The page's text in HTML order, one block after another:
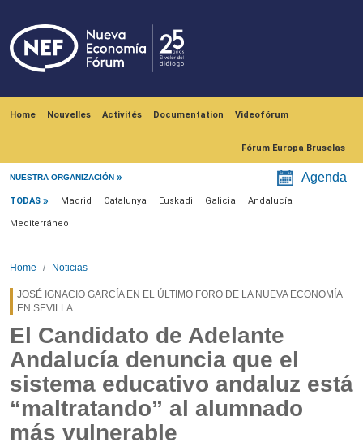
Home Nouvelles Activités Documentation Videofórum
Fórum Europa Bruselas
NUESTRA ORGANIZACIÓN Agenda
Menú noticias
TODAS Madrid Catalunya Euskadi Galicia Andalucía
Mediterráneo
Home Noticias
JOSÉ IGNACIO GARCÍA EN EL ÚLTIMO FORO DE LA NUEVA ECONOMÍA
EN SEVILLA
El Candidato de Adelante
Andalucía denuncia que el
sistema educativo andaluz está
“maltratando” al alumnado
más vulnerable